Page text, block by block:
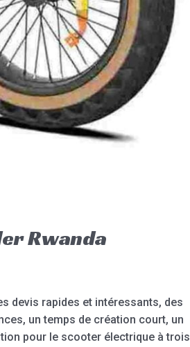
Rwanda
devis rapides et intéressants, des
un temps de création court, un
pour le scooter électrique à trois